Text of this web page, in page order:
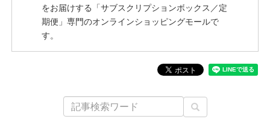
をお届けする「サブスクリプションボックス／定
期便」専門のオンラインショッピングモールで
す。